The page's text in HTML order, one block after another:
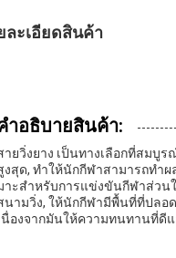
ละเอียดสินค้า
าอธิบายสินค้า:
ายวิ่งยาง เป็นทางเลือกที่สมบู
งสุด, ทําให้นักกีฬาสามารถทํา
าะสําหรับการแข่งขันกีฬาส่วน
นามวิ่ง, ให้นักกีฬามีพื้นที่ที่ปลอ
นื่องจากมันให้ความทนทานที่ดี